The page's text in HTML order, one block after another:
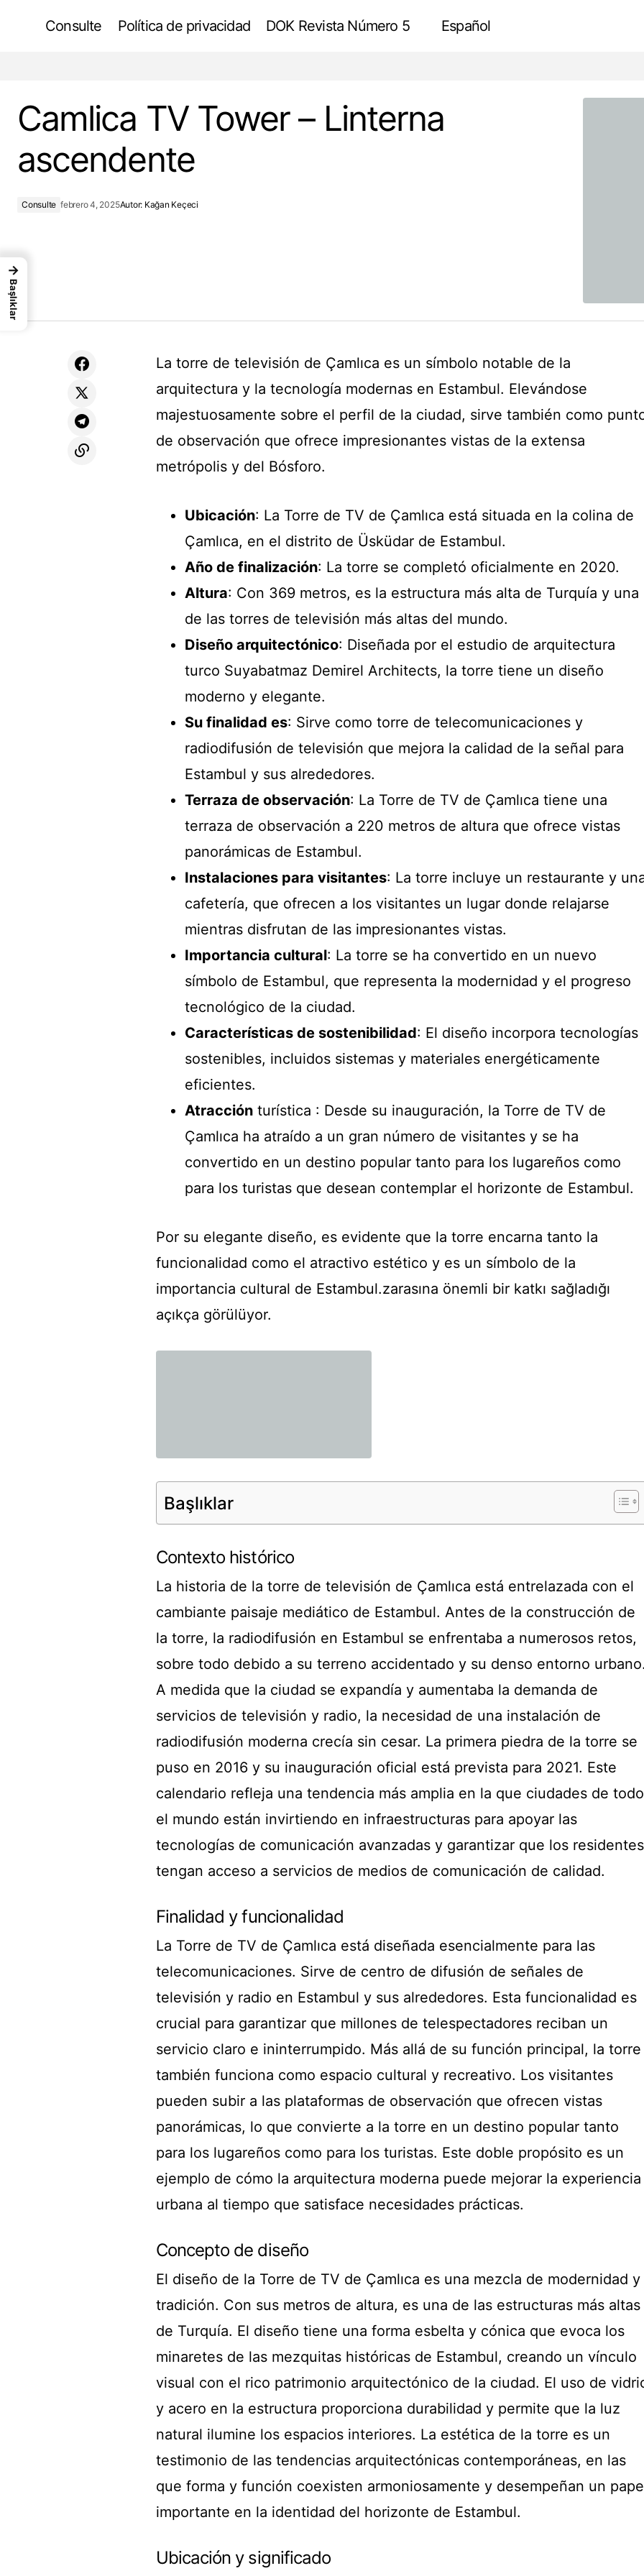
Consulte Política de privacidad DOK Revista Número 5 Español
Camlica TV Tower – Linterna
ascendente
Consulte febrero 4, 2025Autor: Kağan Keçeci
La torre de televisión de Çamlıca es un símbolo notable de la
arquitectura y la tecnología modernas en Estambul. Elevándose
majestuosamente sobre el perfil de la ciudad, sirve también como
de observación que ofrece impresionantes vistas de la extensa
metrópolis y del Bósforo.
Ubicación: La Torre de TV de Çamlıca está situada en la colina de
Çamlıca, en el distrito de Üsküdar de Estambul.
Año de finalización: La torre se completó oficialmente en 2020.
Altura: Con 369 metros, es la estructura más alta de Turquía y una
de las torres de televisión más altas del mundo.
Diseño arquitectónico: Diseñada por el estudio de arquitectura
turco Suyabatmaz Demirel Architects, la torre tiene un diseño
moderno y elegante.
Su finalidad es: Sirve como torre de telecomunicaciones y
radiodifusión de televisión que mejora la calidad de la señal para
Estambul y sus alrededores.
Terraza de observación: La Torre de TV de Çamlıca tiene una
terraza de observación a 220 metros de altura que ofrece vistas
panorámicas de Estambul.
Instalaciones para visitantes: La torre incluye un restaurante y
cafetería, que ofrecen a los visitantes un lugar donde relajarse
mientras disfrutan de las impresionantes vistas.
Importancia cultural: La torre se ha convertido en un nuevo
símbolo de Estambul, que representa la modernidad y el progreso
tecnológico de la ciudad.
Características de sostenibilidad: El diseño incorpora tecnologías
sostenibles, incluidos sistemas y materiales energéticamente
eficientes.
Atracción turística : Desde su inauguración, la Torre de TV de
Çamlıca ha atraído a un gran número de visitantes y se ha
convertido en un destino popular tanto para los lugareños como
para los turistas que desean contemplar el horizonte de Estambul.
Por su elegante diseño, es evidente que la torre encarna tanto la
funcionalidad como el atractivo estético y es un símbolo de la
importancia cultural de Estambul.zarasına önemli bir katkı sağladığı
açıkça görülüyor.
Başlıklar
Contexto histórico
La historia de la torre de televisión de Çamlıca está entrelazada con el
cambiante paisaje mediático de Estambul. Antes de la construcción de
la torre, la radiodifusión en Estambul se enfrentaba a numerosos retos,
sobre todo debido a su terreno accidentado y su denso entorno
A medida que la ciudad se expandía y aumentaba la demanda de
servicios de televisión y radio, la necesidad de una instalación de
radiodifusión moderna crecía sin cesar. La primera piedra de la torre se
puso en 2016 y su inauguración oficial está prevista para 2021. Este
calendario refleja una tendencia más amplia en la que ciudades de todo
el mundo están invirtiendo en infraestructuras para apoyar las
tecnologías de comunicación avanzadas y garantizar que los residentes
tengan acceso a servicios de medios de comunicación de calidad.
Finalidad y funcionalidad
La Torre de TV de Çamlıca está diseñada esencialmente para las
telecomunicaciones. Sirve de centro de difusión de señales de
televisión y radio en Estambul y sus alrededores. Esta funcionalidad es
crucial para garantizar que millones de telespectadores reciban un
servicio claro e ininterrumpido. Más allá de su función principal, la torre
también funciona como espacio cultural y recreativo. Los visitantes
pueden subir a las plataformas de observación que ofrecen vistas
panorámicas, lo que convierte a la torre en un destino popular tanto
para los lugareños como para los turistas. Este doble propósito es un
ejemplo de cómo la arquitectura moderna puede mejorar la experiencia
urbana al tiempo que satisface necesidades prácticas.
Concepto de diseño
El diseño de la Torre de TV de Çamlıca es una mezcla de modernidad y
tradición. Con sus metros de altura, es una de las estructuras más altas
de Turquía. El diseño tiene una forma esbelta y cónica que evoca los
minaretes de las mezquitas históricas de Estambul, creando un vínculo
visual con el rico patrimonio arquitectónico de la ciudad. El uso de
y acero en la estructura proporciona durabilidad y permite que la luz
natural ilumine los espacios interiores. La estética de la torre es un
testimonio de las tendencias arquitectónicas contemporáneas, en las
que forma y función coexisten armoniosamente y desempeñan un
importante en la identidad del horizonte de Estambul.
Ubicación y significado
→
Başlıklar